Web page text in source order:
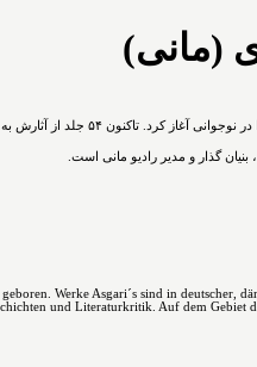
(مانی)
بنیان گذار و مدیر رادیو مانی است.
Werke Asgari´s sind in deutscher,
und Literaturkritik. Auf dem Gebiet